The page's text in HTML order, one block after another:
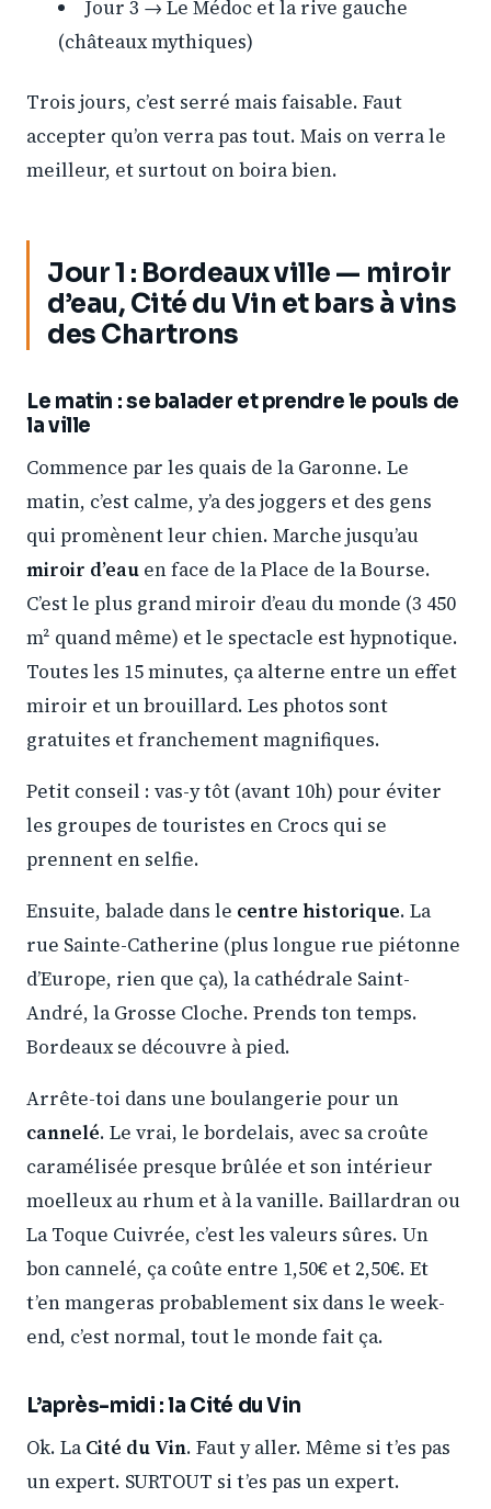
Jour 3 → Le Médoc et la rive gauche
(châteaux mythiques)
Trois jours, c’est serré mais faisable. Faut
accepter qu’on verra pas tout. Mais on verra le
meilleur, et surtout on boira bien.
Jour 1 : Bordeaux ville — miroir
d’eau, Cité du Vin et bars à vins
des Chartrons
Le matin : se balader et prendre le pouls de
la ville
Commence par les quais de la Garonne. Le
matin, c’est calme, y’a des joggers et des gens
qui promènent leur chien. Marche jusqu’au
miroir d’eau en face de la Place de la Bourse.
C’est le plus grand miroir d’eau du monde (3 450
m² quand même) et le spectacle est hypnotique.
Toutes les 15 minutes, ça alterne entre un effet
miroir et un brouillard. Les photos sont
gratuites et franchement magnifiques.
Petit conseil : vas-y tôt (avant 10h) pour éviter
les groupes de touristes en Crocs qui se
prennent en selfie.
Ensuite, balade dans le centre historique. La
rue Sainte-Catherine (plus longue rue piétonne
d’Europe, rien que ça), la cathédrale Saint-
André, la Grosse Cloche. Prends ton temps.
Bordeaux se découvre à pied.
Arrête-toi dans une boulangerie pour un
cannelé. Le vrai, le bordelais, avec sa croûte
caramélisée presque brûlée et son intérieur
moelleux au rhum et à la vanille. Baillardran ou
La Toque Cuivrée, c’est les valeurs sûres. Un
bon cannelé, ça coûte entre 1,50€ et 2,50€. Et
t’en mangeras probablement six dans le week-
end, c’est normal, tout le monde fait ça.
L’après-midi : la Cité du Vin
Ok. LaCité du Vin. Faut y aller. Même si t’es pas
un expert. SURTOUT si t’es pas un expert.